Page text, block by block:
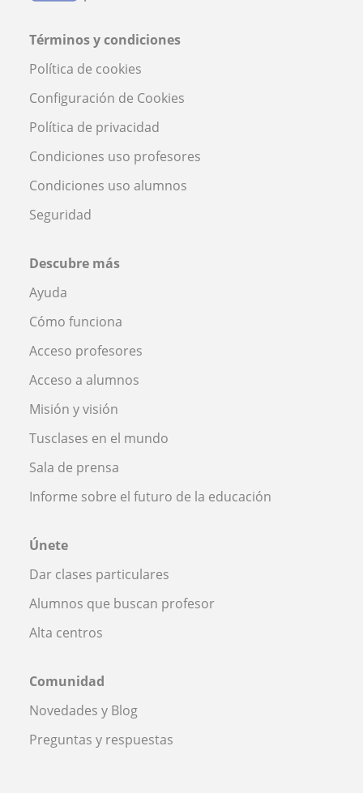
Términos y condiciones
Política de cookies
Configuración de Cookies
Política de privacidad
Condiciones uso profesores
Condiciones uso alumnos
Seguridad
Descubre más
Ayuda
Cómo funciona
Acceso profesores
Acceso a alumnos
Misión y visión
Tusclases en el mundo
Sala de prensa
Informe sobre el futuro de la educación
Únete
Dar clases particulares
Alumnos que buscan profesor
Alta centros
Comunidad
Novedades y Blog
Preguntas y respuestas